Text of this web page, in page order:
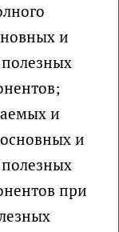
и
и
и
при